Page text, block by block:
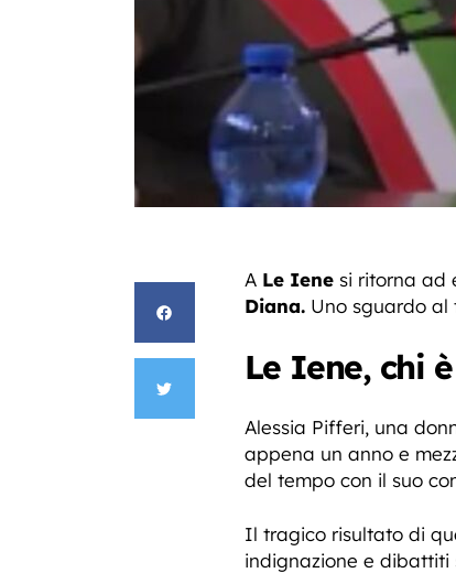
A Le Iene si ritorna ad
Diana. Uno sguardo
Le Iene, chi
Alessia Pifferi, una
appena un anno e
del tempo con il suo
Il tragico risultato di
indignazione e dibattiti